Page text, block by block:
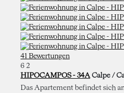
41 Bewertungen
6 2
HIPOCAMPOS - 34A Calpe /
Das Apartement befindet sich